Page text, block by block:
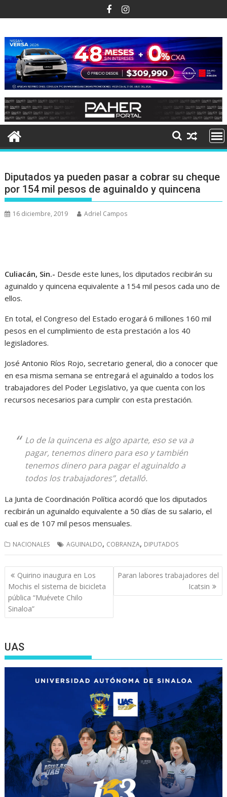
al
Diputados ya pueden pasar a cobrar su cheque
por 154 mil pesos de aguinaldo y quincena
16 diciembre, 2019 Adriel Campos
Culiacán, Sin.- Desde este lunes, los diputados recibirán su
aguinaldo y quincena equivalente a 154 mil pesos cada uno de
ellos.
En total, el Congreso del Estado erogará 6 millones 160 mil
pesos en el cumplimiento de esta prestación a los 40
legisladores.
José Antonio Ríos Rojo, secretario general, dio a conocer que
en esa misma semana se entregará el aguinaldo a todos los
trabajadores del Poder Legislativo, ya que cuenta con los
recursos necesarios para cumplir con esta prestación.
Lo de la quincena es algo aparte, eso se va a
pagar, tenemos dinero para eso y también
tenemos dinero para pagar el aguinaldo a
todos los trabajadores”, detalló.
La Junta de Coordinación Política acordó que los diputados
recibirán un aguinaldo equivalente a 50 días de su salario, el
cual es de 107 mil pesos mensuales.
NACIONALES AGUINALDO, COBRANZA, DIPUTADOS
Navegación
de
entradas
Quirino inaugura en Los
Mochis el sistema de bicicleta
pública “Muévete Chilo
Sinaloa”
Paran labores trabajadores del
Icatsin
UAS